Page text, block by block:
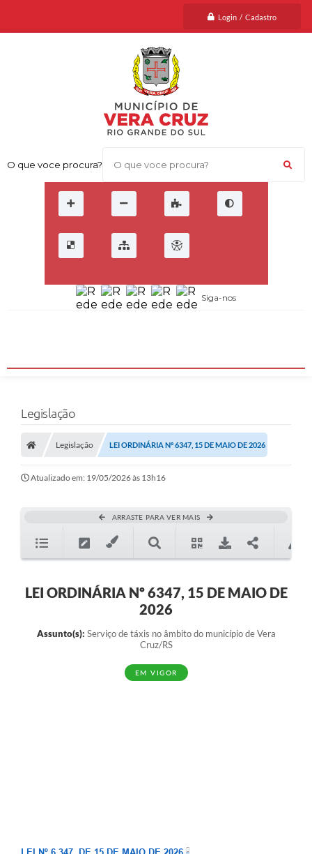
Login / Cadastro
O que voce procura?
Siga-nos
Legislação
Legislação LEI ORDINÁRIA Nº 6347, 15 DE MAIO DE 2026
Atualizado em: 19/05/2026 às 13h16
ARRASTE PARA VER MAIS
LEI ORDINÁRIA Nº 6347, 15 DE MAIO DE
2026
Assunto(s): Serviço de táxis no âmbito do município de Vera
Cruz/RS
EM VIGOR